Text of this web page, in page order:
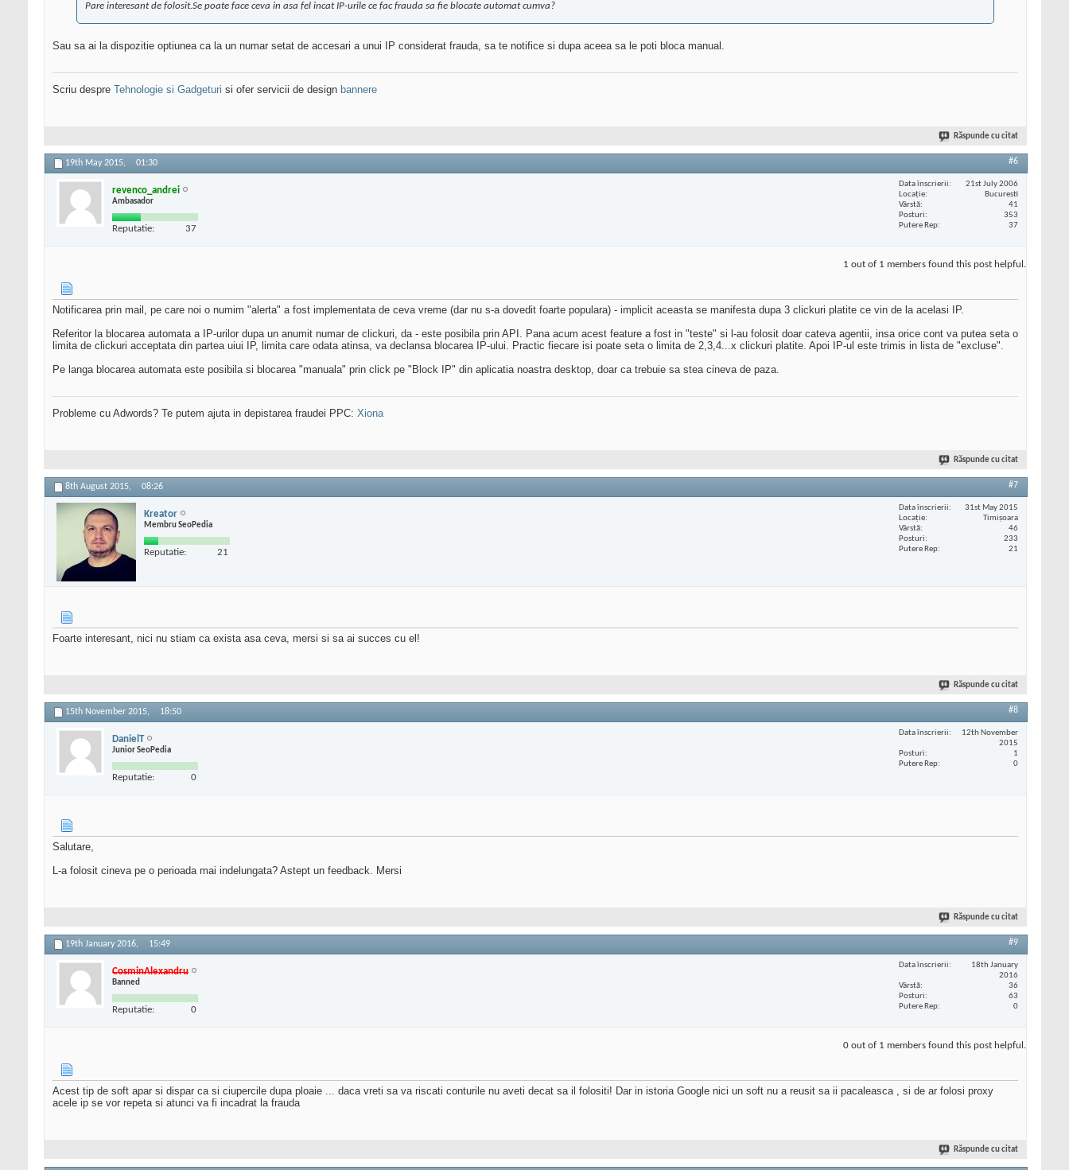
Pare interesant de folosit.Se poate face ceva in asa fel incat IP-urile ce fac frauda sa fie blocate automat cumva?
Sau sa ai la dispozitie optiunea ca la un numar setat de accesari a unui IP considerat frauda, sa te notifice si dupa aceea sa le poti bloca manual.
Scriu despre Tehnologie si Gadgeturi si ofer servicii de design bannere
Răspunde cu citat
19th May 2015, 01:30 #6
revenco_andrei
Ambasador
Reputatie: 37
Data înscrierii
21st July 2006
Locaţie
Bucuresti
Vârstă
41
Posturi
353
Putere Rep
37
1 out of 1 members found this post helpful.
Notificarea prin mail, pe care noi o numim "alerta" a fost implementata de ceva vreme (dar nu s-a dovedit foarte populara) - implicit aceasta se manifesta dupa 3 clickuri platite ce vin de la acelasi IP.
Referitor la blocarea automata a IP-urilor dupa un anumit numar de clickuri, da - este posibila prin API. Pana acum acest feature a fost in "teste" si l-au folosit doar cateva agentii, insa orice cont va putea seta o
limita de clickuri acceptata din partea uiui IP, limita care odata atinsa, va declansa blocarea IP-ului. Practic fiecare isi poate seta o limita de 2,3,4...x clickuri platite. Apoi IP-ul este trimis in lista de "excluse".
Pe langa blocarea automata este posibila si blocarea "manuala" prin click pe "Block IP" din aplicatia noastra desktop, doar ca trebuie sa stea cineva de paza.
Probleme cu Adwords? Te putem ajuta in depistarea fraudei PPC: Xiona
Răspunde cu citat
8th August 2015, 08:26 #7
Kreator
Membru SeoPedia
Reputatie: 21
Data înscrierii
31st May 2015
Locaţie
Timișoara
Vârstă
46
Posturi
233
Putere Rep
21
Foarte interesant, nici nu stiam ca exista asa ceva, mersi si sa ai succes cu el!
Răspunde cu citat
15th November 2015, 18:50 #8
DanielT
Junior SeoPedia
Reputatie: 0
Data înscrierii
12th November
2015
Posturi
1
Putere Rep
0
Salutare,
L-a folosit cineva pe o perioada mai indelungata? Astept un feedback. Mersi
Răspunde cu citat
19th January 2016, 15:49 #9
CosminAlexandru
Banned
Reputatie: 0
Data înscrierii
18th January
2016
Vârstă
36
Posturi
63
Putere Rep
0
0 out of 1 members found this post helpful.
Acest tip de soft apar si dispar ca si ciupercile dupa ploaie ... daca vreti sa va riscati conturile nu aveti decat sa il folositi! Dar in istoria Google nici un soft nu a reusit sa ii pacaleasca , si de ar folosi proxy
acele ip se vor repeta si atunci va fi incadrat la frauda
Răspunde cu citat